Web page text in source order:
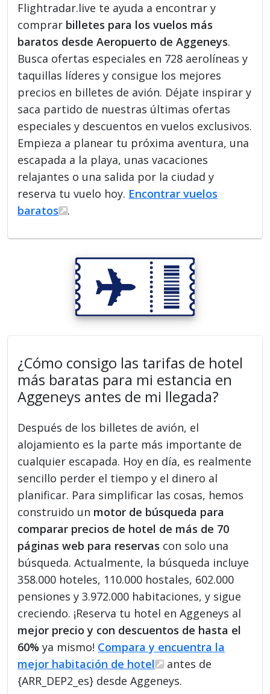
Flightradar.live te ayuda a encontrar y
comprar billetes para los vuelos más
baratos desde Aeropuerto de Aggeneys.
Busca ofertas especiales en 728 aerolíneas y
taquillas líderes y consigue los mejores
precios en billetes de avión. Déjate inspirar y
saca partido de nuestras últimas ofertas
especiales y descuentos en vuelos exclusivos.
Empieza a planear tu próxima aventura, una
escapada a la playa, unas vacaciones
relajantes o una salida por la ciudad y
reserva tu vuelo hoy. Encontrar vuelos
baratos
.
¿Cómo consigo las tarifas de hotel
más baratas para mi estancia en
Aggeneys antes de mi llegada?
Después de los billetes de avión, el
alojamiento es la parte más importante de
cualquier escapada. Hoy en día, es realmente
sencillo perder el tiempo y el dinero al
planificar. Para simplificar las cosas, hemos
construido un motor de búsqueda para
comparar precios de hotel de más de 70
páginas web para reservas con solo una
búsqueda. Actualmente, la búsqueda incluye
358.000 hoteles, 110.000 hostales, 602.000
pensiones y 3.972.000 habitaciones, y sigue
creciendo. ¡Reserva tu hotel en Aggeneys al
mejor precio y con descuentos de hasta el
60% ya mismo! Compara y encuentra la
mejor habitación de hotel
antes de
{ARR_DEP2_es} desde Aggeneys.